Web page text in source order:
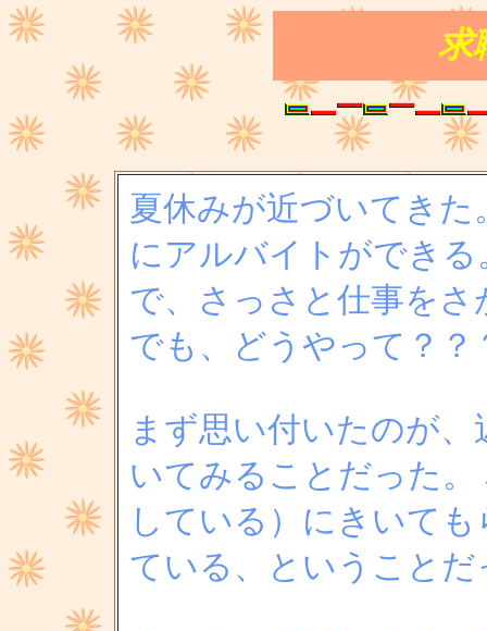
求
夏休みが近づいてきた
にアルバイトができ
で、さっさと仕事をさ
でも、どうやって？？
まず思い付いたのが
いてみることだった
している）にきいて
ている、ということ